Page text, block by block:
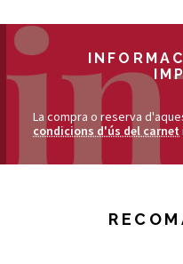
La compra o reserva
condicions d'ús del carnet